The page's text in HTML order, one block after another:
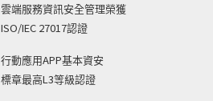
雲端服務資訊安全管理榮獲
ISO/IEC 27017認證
行動應用APP基本資安
標章最高L3等級認證